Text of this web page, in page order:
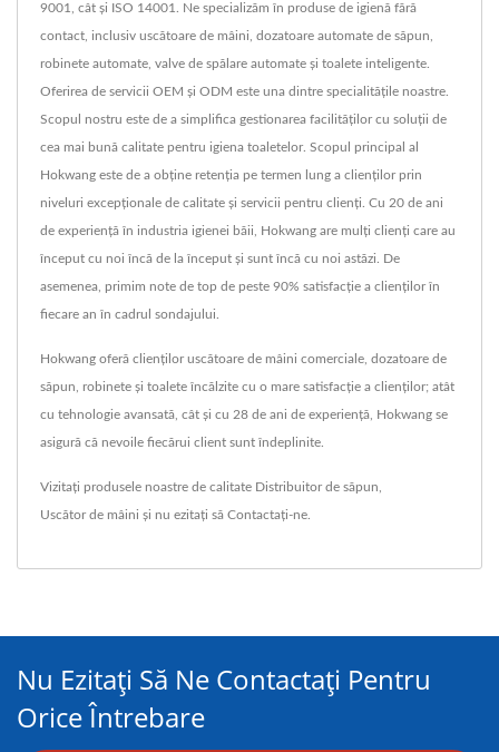
9001, cât și ISO 14001. Ne specializăm în produse de igienă fără
contact, inclusiv uscătoare de mâini, dozatoare automate de săpun,
robinete automate, valve de spălare automate și toalete inteligente.
Oferirea de servicii OEM și ODM este una dintre specialitățile noastre.
Scopul nostru este de a simplifica gestionarea facilităților cu soluții de
cea mai bună calitate pentru igiena toaletelor. Scopul principal al
Hokwang este de a obține retenția pe termen lung a clienților prin
niveluri excepționale de calitate și servicii pentru clienți. Cu 20 de ani
de experiență în industria igienei băii, Hokwang are mulți clienți care au
început cu noi încă de la început și sunt încă cu noi astăzi. De
asemenea, primim note de top de peste 90% satisfacție a clienților în
fiecare an în cadrul sondajului.
Hokwang oferă clienților uscătoare de mâini comerciale, dozatoare de
săpun, robinete și toalete încălzite cu o mare satisfacție a clienților; atât
cu tehnologie avansată, cât și cu 28 de ani de experiență, Hokwang se
asigură că nevoile fiecărui client sunt îndeplinite.
Vizitați produsele noastre de calitate Distribuitor de săpun,
Uscător de mâini și nu ezitați să Contactați-ne.
Nu Ezitați Să Ne Contactați Pentru
Orice Întrebare